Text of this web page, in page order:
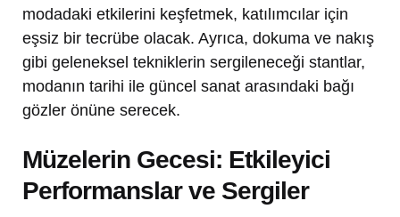
modadaki etkilerini keşfetmek, katılımcılar için
eşsiz bir tecrübe olacak. Ayrıca, dokuma ve nakış
gibi geleneksel tekniklerin sergileneceği stantlar,
modanın tarihi ile güncel sanat arasındaki bağı
gözler önüne serecek.
Müzelerin Gecesi: Etkileyici
Performanslar ve Sergiler